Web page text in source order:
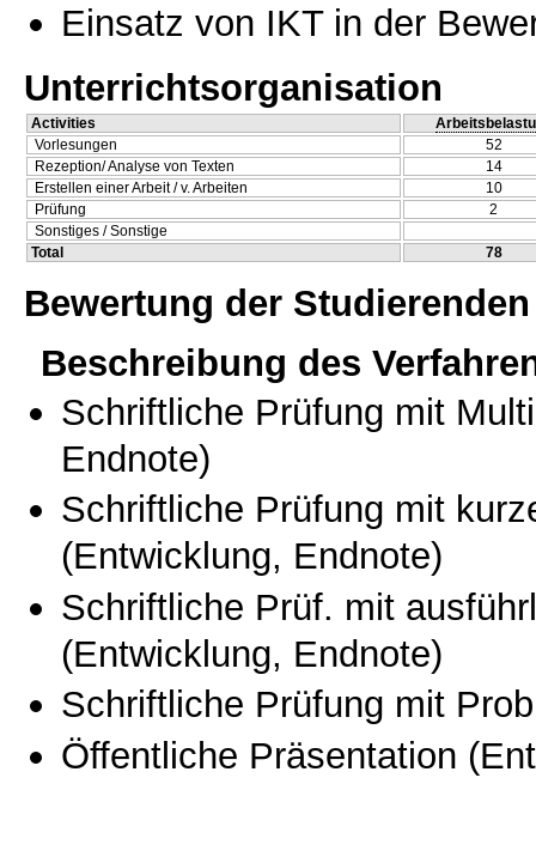
Einsatz von IKT in der
Unterrichtsorganisation
Activities
Vorlesungen
52
Rezeption/ Analyse von Texten
14
Erstellen einer Arbeit / v. Arbeiten
10
Prüfung
2
Sonstiges / Sonstige
Total
78
Bewertung der Studierenden
Beschreibung des
Schriftliche Prüfung mit
Endnote)
Schriftliche Prüfung mit
(Entwicklung, Endnote)
Schriftliche Prüf. mit
(Entwicklung, Endnote)
Schriftliche Prüfung mit
Öffentliche Präsentation